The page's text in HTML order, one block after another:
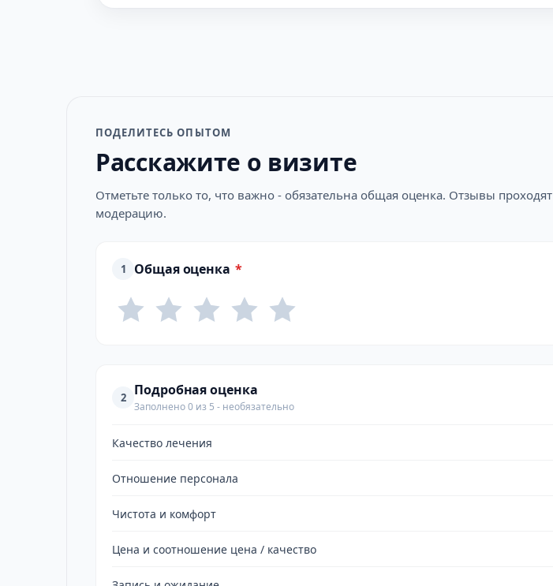
ПОДЕЛИТЕСЬ ОПЫТОМ
Расскажите о визите
Отметьте только то, что важно - обязательна общая оценка. Отзывы проходят
модерацию.
1 Общая оценка *
2 Подробная оценка
Заполнено 0 из 5 - необязательно
Качество лечения
Отношение персонала
Чистота и комфорт
Цена и соотношение цена / качество